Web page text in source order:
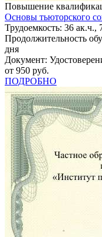
Повышение
Основы тьюторского
Трудоемкость: 36 ак.ч.,
Продолжительность
дня
Документ:
от 950 руб.
ПОДРОБНО